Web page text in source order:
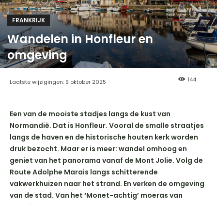
FRANKRIJK
Wandelen in Honfleur en
omgeving
Laatste wijzigingen: 9 oktober 2025 144
Een van de mooiste stadjes langs de kust van
Normandië. Dat is Honfleur. Vooral de smalle straatjes
langs de haven en de historische houten kerk worden
druk bezocht. Maar er is meer: wandel omhoog en
geniet van het panorama vanaf de Mont Jolie. Volg de
Route Adolphe Marais langs schitterende
vakwerkhuizen naar het strand. En verken de omgeving
van de stad. Van het ‘Monet-achtig’ moeras van